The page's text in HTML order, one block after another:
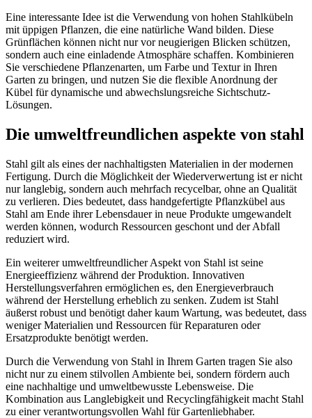
Eine interessante Idee ist die Verwendung von hohen Stahlkübeln
mit üppigen Pflanzen, die eine natürliche Wand bilden. Diese
Grünflächen können nicht nur vor neugierigen Blicken schützen,
sondern auch eine einladende Atmosphäre schaffen. Kombinieren
Sie verschiedene Pflanzenarten, um Farbe und Textur in Ihren
Garten zu bringen, und nutzen Sie die flexible Anordnung der
Kübel für dynamische und abwechslungsreiche Sichtschutz-
Lösungen.
Die umweltfreundlichen aspekte von stahl
Stahl gilt als eines der nachhaltigsten Materialien in der modernen
Fertigung. Durch die Möglichkeit der Wiederverwertung ist er nicht
nur langlebig, sondern auch mehrfach recycelbar, ohne an Qualität
zu verlieren. Dies bedeutet, dass handgefertigte Pflanzkübel aus
Stahl am Ende ihrer Lebensdauer in neue Produkte umgewandelt
werden können, wodurch Ressourcen geschont und der Abfall
reduziert wird.
Ein weiterer umweltfreundlicher Aspekt von Stahl ist seine
Energieeffizienz während der Produktion. Innovativen
Herstellungsverfahren ermöglichen es, den Energieverbrauch
während der Herstellung erheblich zu senken. Zudem ist Stahl
äußerst robust und benötigt daher kaum Wartung, was bedeutet, dass
weniger Materialien und Ressourcen für Reparaturen oder
Ersatzprodukte benötigt werden.
Durch die Verwendung von Stahl in Ihrem Garten tragen Sie also
nicht nur zu einem stilvollen Ambiente bei, sondern fördern auch
eine nachhaltige und umweltbewusste Lebensweise. Die
Kombination aus Langlebigkeit und Recyclingfähigkeit macht Stahl
zu einer verantwortungsvollen Wahl für Gartenliebhaber.